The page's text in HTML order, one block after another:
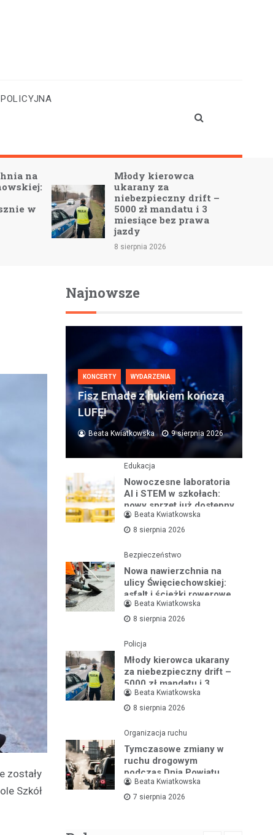
za
drift –
i 3
bez prawa
Tymczasowe zmiany w
ruchu drogowym
podczas Dnia Powiatu
Leszczyńskiego w
Święciechowie
zostały
Szkół
Najnowsze
KONCERTY WYDARZENIA
Fisz Emade z hukiem kończą
LUFĘ!
Beata Kwiatkowska 9 sierpnia 2026
Edukacja
Nowoczesne laboratoria
AI i STEM w szkołach:
nowy sprzęt już dostępny
Beata Kwiatkowska
8 sierpnia 2026
Bezpieczeństwo
Nowa nawierzchnia na
ulicy Święciechowskiej:
asfalt i ścieżki rowerowe
w Lesznie w budowie
Beata Kwiatkowska
8 sierpnia 2026
Policja
Młody kierowca ukarany
za niebezpieczny drift –
5000 zł mandatu i 3
miesiące bez prawa jazdy
Beata Kwiatkowska
8 sierpnia 2026
Organizacja ruchu
Tymczasowe zmiany w
ruchu drogowym
podczas Dnia Powiatu
Leszczyńskiego w
Święciechowie
Beata Kwiatkowska
7 sierpnia 2026